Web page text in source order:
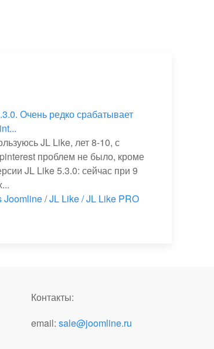
Очень редко срабатывает
JL Like, лет 8-10, с
проблем не было, кроме
JL Like 5.3.0: сейчас при 9
Joomline/JL Like / JL Like PRO
Контакты:
email: sale@joomline.ru